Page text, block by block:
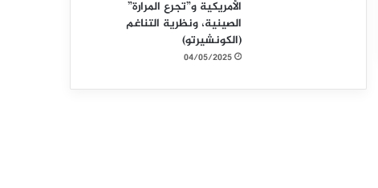
الأمريكية و”تجرع المرارة”
الصينية، ونظرية التناغم
(الكونشيرتو)
04/05/2025